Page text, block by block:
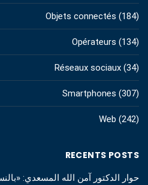
Objets connectés (184)
Opérateurs (134)
Réseaux sociaux (34)
Smartphones (307)
Web (242)
RECENTS POSTS
حوار الدكتور آمن الله المسعدي: